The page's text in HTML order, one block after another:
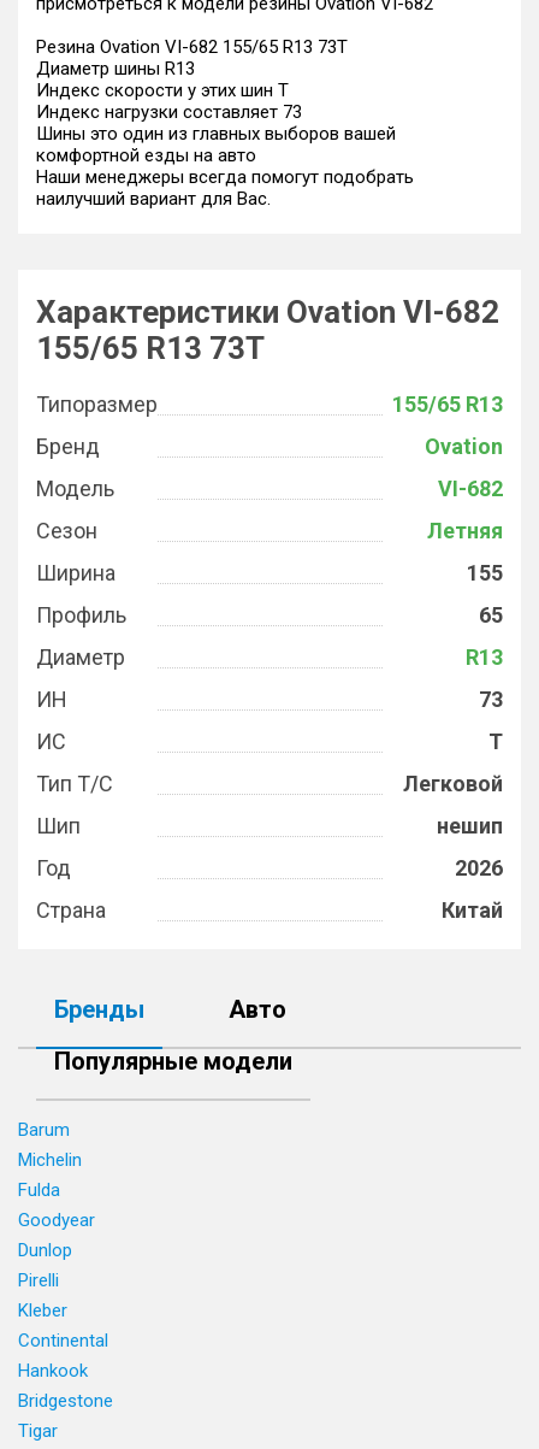
Резина Ovation VI-682 155/65 R13 73T
Диаметр шины R13
Индекс скорости у этих шин T
Индекс нагрузки составляет 73
Шины это один из главных выборов вашей
комфортной езды на авто
Наши менеджеры всегда помогут подобрать
наилучший вариант для Вас.
Характеристики Ovation VI-682
155/65 R13 73T
Типоразмер
155/65 R13
Бренд
Ovation
Модель
VI-682
Сезон
Летняя
Ширина
155
Профиль
65
Диаметр
R13
ИН
73
ИС
T
Тип Т/С
Легковой
Шип
нешип
Год
2026
Страна
Китай
Бренды
Авто
Популярные модели
Barum
Michelin
Fulda
Goodyear
Dunlop
Pirelli
Kleber
Continental
Hankook
Bridgestone
Tigar